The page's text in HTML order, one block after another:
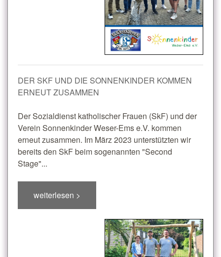
DER SKF UND DIE SONNENKINDER KOMMEN
ERNEUT ZUSAMMEN
Der Sozialdienst katholischer Frauen (SkF) und der
Verein Sonnenkinder Weser-Ems e.V. kommen
erneut zusammen. Im März 2023 unterstützten wir
bereits den SkF beim sogenannten "Second
Stage"...
weiterlesen >